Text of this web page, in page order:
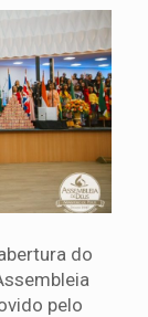
do
pelo